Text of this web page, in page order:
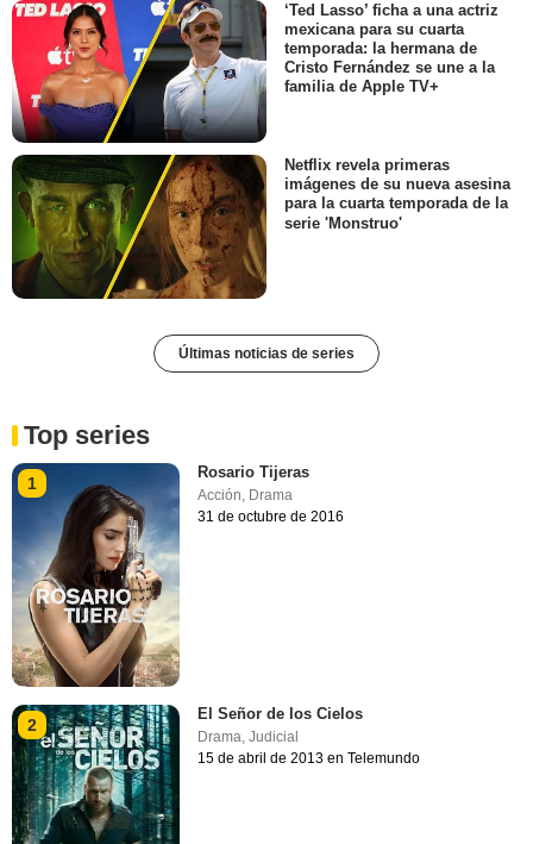
‘Ted Lasso’ ficha a una actriz
mexicana para su cuarta
temporada: la hermana de
Cristo Fernández se une a la
familia de Apple TV+
Netflix revela primeras
imágenes de su nueva asesina
para la cuarta temporada de la
serie 'Monstruo'
Últimas noticias de series
Top series
1
Rosario Tijeras
Acción Drama
31 de octubre de 2016
2
El Señor de los Cielos
Drama,Judicial
15 de abril de 2013 en Telemundo